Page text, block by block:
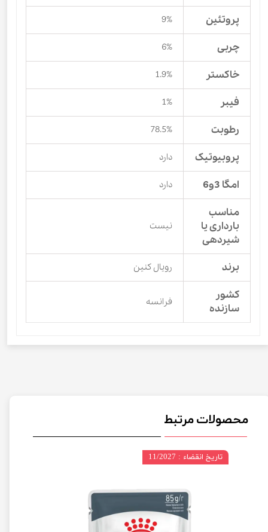
پروتئین 9%
چربی 6%
خاکستر 1.9%
فیبر 1%
رطوبت 78.5%
پروبیوتیک دارد
امگا 3و6 دارد
مناسب
بارداری یا
شیردهی
نیست
برند رویال کنین
کشور
سازنده
فرانسه
محصولات مرتبط
تاریخ انقضاء : 11/2027